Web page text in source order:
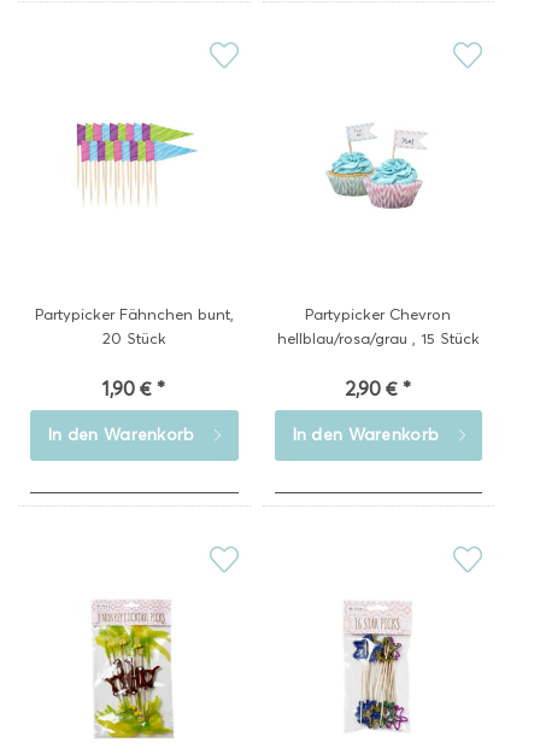
Partypicker Fähnchen bunt,
20 Stück
1,90 € *
In den Warenkorb
Partypicker Chevron
hellblau/rosa/grau , 15 Stück
2,90 € *
In den Warenkorb